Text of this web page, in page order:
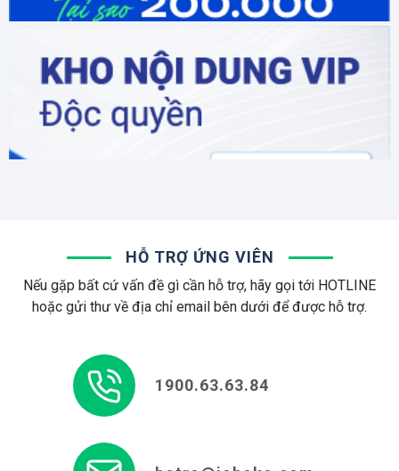
HỖ TRỢ ỨNG VIÊN
Nếu gặp bất cứ vấn đề gì cần hỗ trợ, hãy gọi tới HOTLINE
hoặc gửi thư về địa chỉ email bên dưới để được hỗ trợ.
1900.63.63.84